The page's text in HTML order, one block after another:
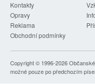
Kontakty
Opravy
Reklama
Obchodní podmínky
Copyright © 1996-2026
možné pouze po předchozím